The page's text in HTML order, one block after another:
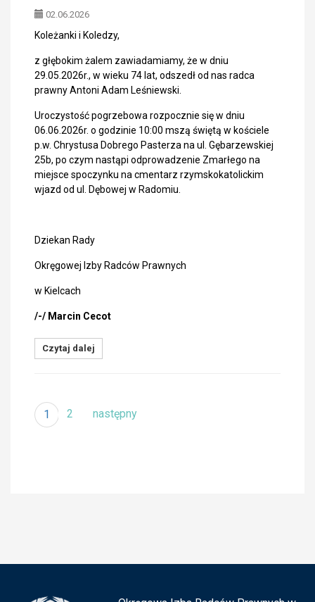
02.06.2026
Koleżanki i Koledzy,
z głębokim żalem zawiadamiamy, że w dniu
29.05.2026r., w wieku 74 lat, odszedł od nas radca
prawny Antoni Adam Leśniewski.
Uroczystość pogrzebowa rozpocznie się w dniu
06.06.2026r. o godzinie 10:00 mszą świętą w kościele
p.w. Chrystusa Dobrego Pasterza na ul. Gębarzewskiej
25b, po czym nastąpi odprowadzenie Zmarłego na
miejsce spoczynku na cmentarz rzymskokatolickim
wjazd od ul. Dębowej w Radomiu.
Dziekan Rady
Okręgowej Izby Radców Prawnych
w Kielcach
/-/ Marcin Cecot
Czytaj dalej
1 2 następny